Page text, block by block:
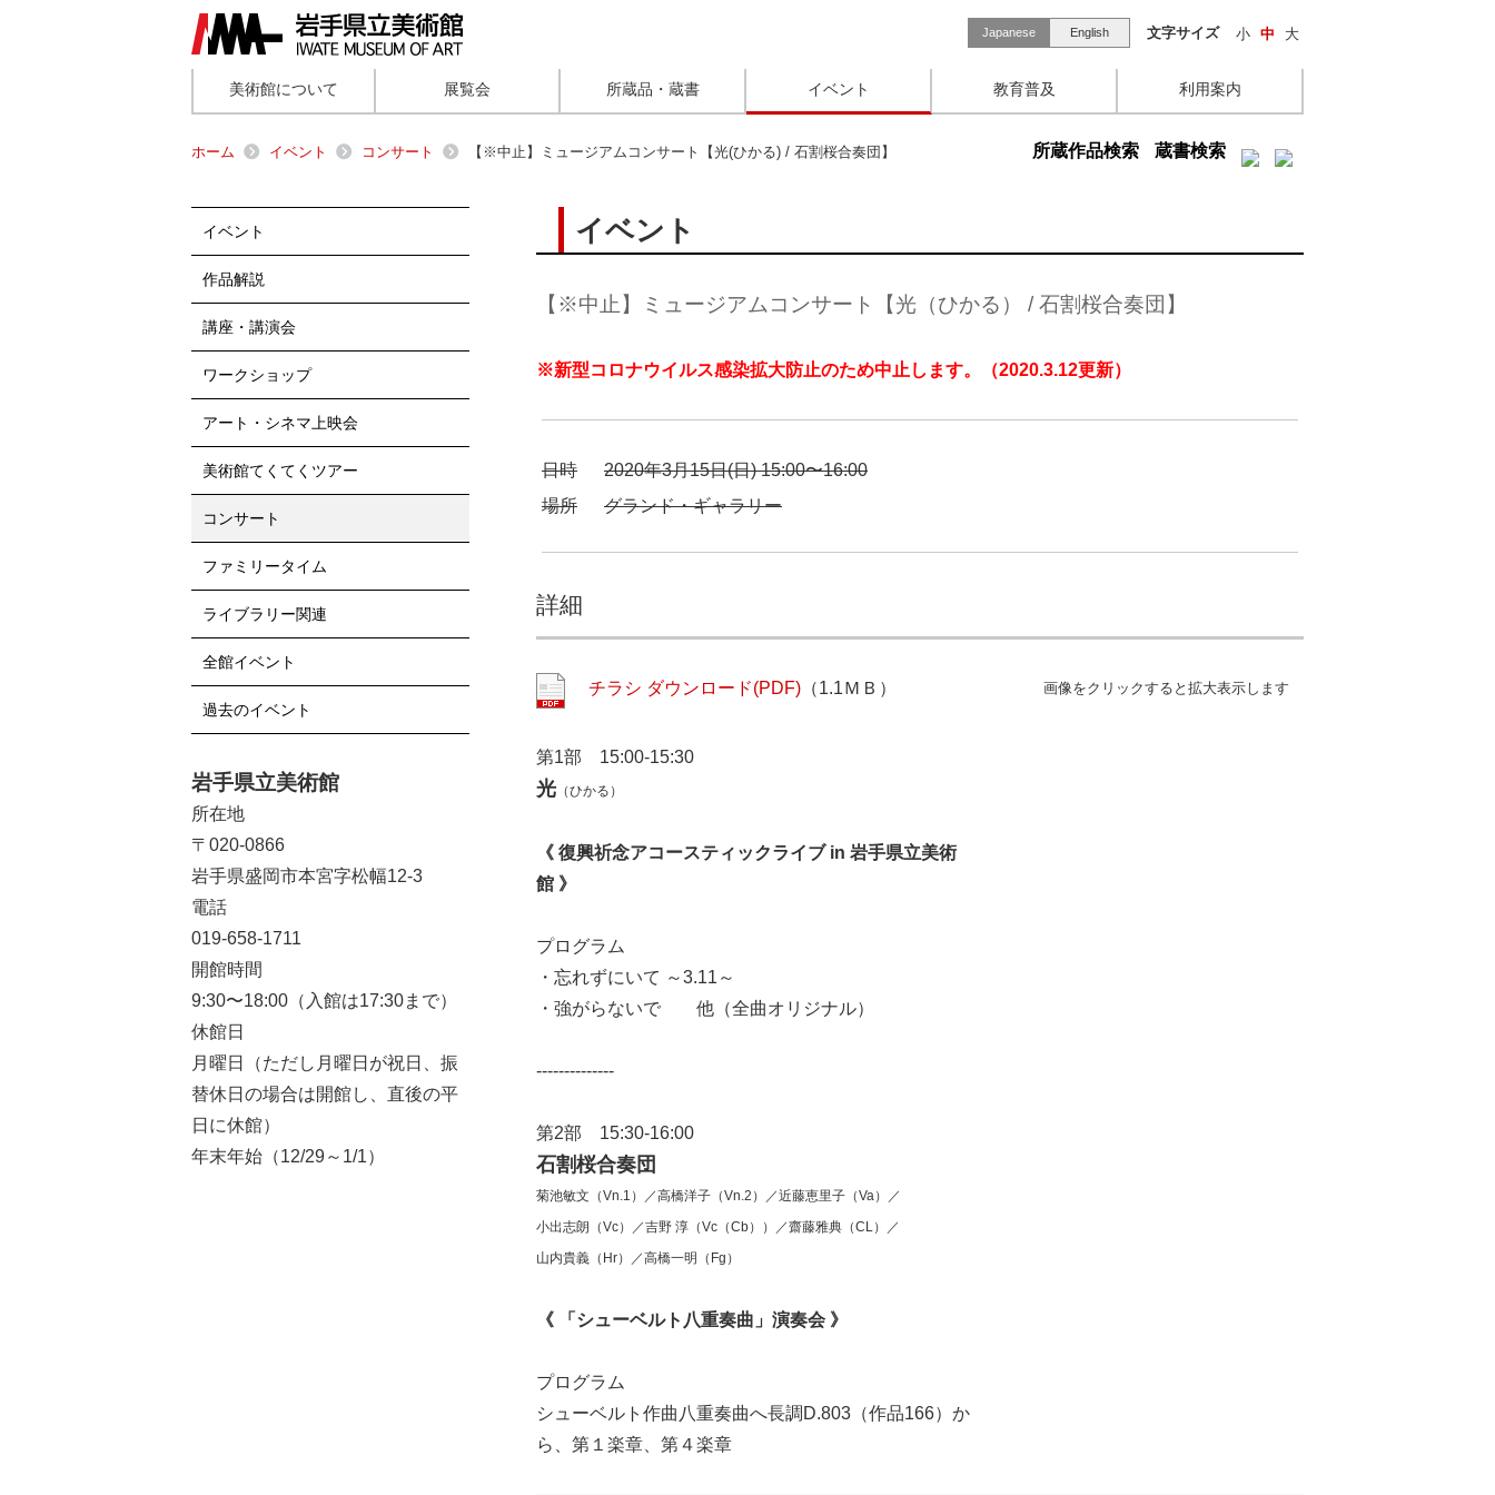
文字サイズ 小 中 大
Japanese English
美術館について 展覧会 所蔵品・蔵書 イベント 教育普及 利用案内
ホーム イベント コンサート 【※中止】ミュージアムコンサート【光(ひかる) / 石割桜合奏団】 所蔵作品検索 蔵書検索
イベント
【※中止】ミュージアムコンサート【光（ひかる） / 石割桜合奏団】
※新型コロナウイルス感染拡大防止のため中止します。（2020.3.12更新）
日時
2020年3月15日(日) 15:00〜16:00
場所
グランド・ギャラリー
詳細
チラシ ダウンロード(PDF) （1.1ＭＢ）
第1部 15:00-15:30
光 （ひかる）
《 復興祈念アコースティックライブ in 岩手県立美術
館 》
プログラム
・忘れずにいて ～3.11～
・強がらないで 他（全曲オリジナル）
--------------
第2部 15:30-16:00
石割桜合奏団
菊池敏文（Vn.1）／高橋洋子（Vn.2）／近藤恵里子（Va）／
小出志朗（Vc）／吉野 淳（Vc（Cb））／齋藤雅典（CL）／
山内貴義（Hr）／高橋一明（Fg）
《 「シューベルト八重奏曲」演奏会 》
プログラム
シューベルト作曲八重奏曲へ長調D.803（作品166）か
ら、第１楽章、第４楽章
画像をクリックすると拡大表示します
イベント
作品解説
講座・講演会
ワークショップ
アート・シネマ上映会
美術館てくてくツアー
コンサート
ファミリータイム
ライブラリー関連
全館イベント
過去のイベント
岩手県立美術館
所在地
〒020-0866
岩手県盛岡市本宮字松幅12-3
電話
019-658-1711
開館時間
9:30〜18:00（入館は17:30まで）
休館日
月曜日（ただし月曜日が祝日、振
替休日の場合は開館し、直後の平
日に休館）
年末年始（12/29～1/1）